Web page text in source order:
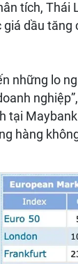
tích, Thái
dầu tăng
những lo
tại
hàng